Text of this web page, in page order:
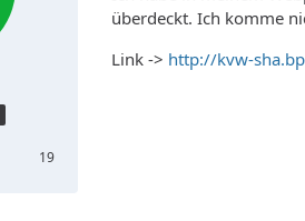
19
überdeckt. Ich komme
Link -> http://kvw-